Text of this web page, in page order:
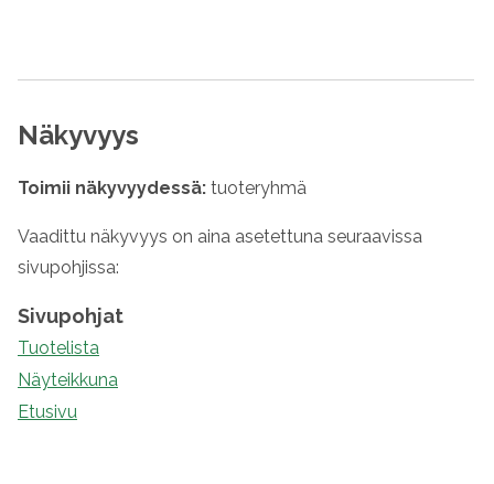
Näkyvyys
Toimii näkyvyydessä: tuoteryhmä
Vaadittu näkyvyys on aina asetettuna seuraavissa
sivupohjissa:
Sivupohjat
Tuotelista
Näyteikkuna
Etusivu